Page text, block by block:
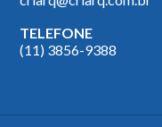
TELEFONE
(11) 3856-9388